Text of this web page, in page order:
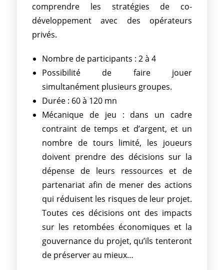
comprendre les stratégies de co-
développement avec des opérateurs
privés.
Nombre de participants : 2 à 4
Possibilité de faire jouer
simultanément plusieurs groupes.
Durée : 60 à 120 mn
Mécanique de jeu : dans un cadre
contraint de temps et d’argent, et un
nombre de tours limité, les joueurs
doivent prendre des décisions sur la
dépense de leurs ressources et de
partenariat afin de mener des actions
qui réduisent les risques de leur projet.
Toutes ces décisions ont des impacts
sur les retombées économiques et la
gouvernance du projet, qu’ils tenteront
de préserver au mieux…